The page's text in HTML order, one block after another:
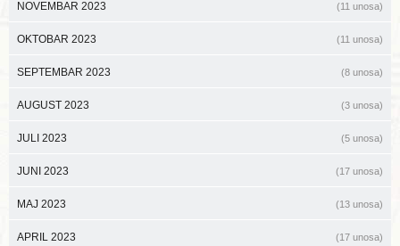
NOVEMBAR 2023 (11 unosa)
OKTOBAR 2023 (11 unosa)
SEPTEMBAR 2023 (8 unosa)
AUGUST 2023 (3 unosa)
JULI 2023 (5 unosa)
JUNI 2023 (17 unosa)
MAJ 2023 (13 unosa)
APRIL 2023 (17 unosa)